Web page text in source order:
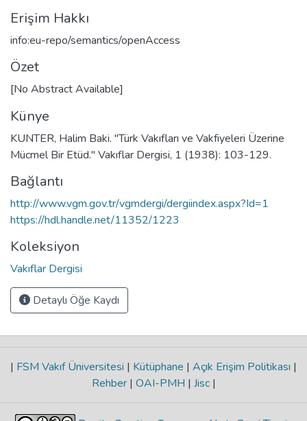
Erişim Hakkı
info:eu-repo/semantics/openAccess
Özet
[No Abstract Available]
Künye
KUNTER, Halim Baki. "Türk Vakıfları ve Vakfiyeleri Üzerine
Mücmel Bir Etüd." Vakıflar Dergisi, 1 (1938): 103-129.
Bağlantı
http://www.vgm.gov.tr/vgmdergi/dergiindex.aspx?Id=1
https://hdl.handle.net/11352/1223
Koleksiyon
Vakıflar Dergisi
Detaylı Öğe Kaydı
| FSM Vakıf Üniversitesi | Kütüphane | Açık Erişim Politikası |
Rehber | OAI-PMH | Jisc |